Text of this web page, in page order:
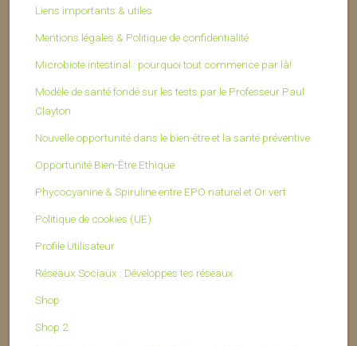
Liens importants & utiles
Mentions légales & Politique de confidentialité
Microbiote intestinal : pourquoi tout commence par là!
Modèle de santé fondé sur les tests par le Professeur Paul
Clayton
Nouvelle opportunité dans le bien-être et la santé préventive
Opportunité Bien-Être Ethique
Phycocyanine & Spiruline entre EPO naturel et Or vert
Politique de cookies (UE)
Profile Utilisateur
Réseaux Sociaux : Développes tes réseaux
Shop
Shop 2